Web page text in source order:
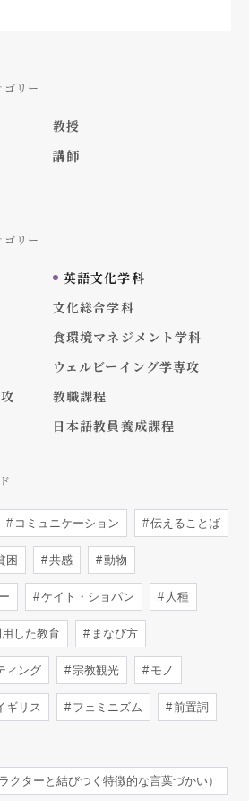
ゴリー
教授
講師
ゴリー
英語文化学科
文化総合学科
食環境マネジメント学科
ウェルビーイング学専攻
教職課程
日本語教員養成課程
コミュニケーション 伝えることば
困 共感 動物
ケイト・ショパン 人種
した教育 まなび方
ィング 宗教観光 モノ
ギリス フェミニズム 前置詞
クターと結びつく特徴的な言葉づかい）